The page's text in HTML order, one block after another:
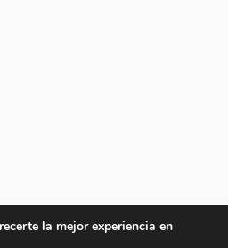
la mejor experiencia en